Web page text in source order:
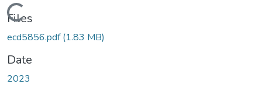
Loading...
Files
ecd5856.pdf(1.83 MB)
Date
2023